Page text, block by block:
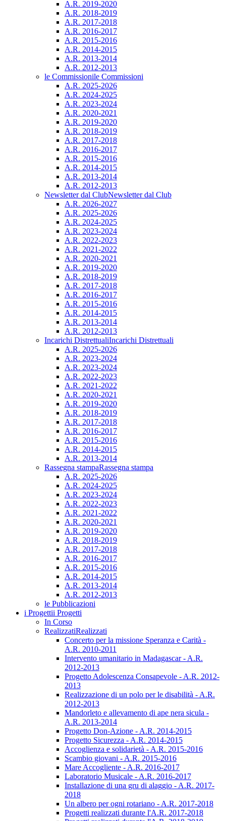
A.R. 2019-2020
A.R. 2018-2019
A.R. 2017-2018
A.R. 2016-2017
A.R. 2015-2016
A.R. 2014-2015
A.R. 2013-2014
A.R. 2012-2013
le Commissionile Commissioni
A.R. 2025-2026
A.R. 2024-2025
A.R. 2023-2024
A.R. 2020-2021
A.R. 2019-2020
A.R. 2018-2019
A.R. 2017-2018
A.R. 2016-2017
A.R. 2015-2016
A.R. 2014-2015
A.R. 2013-2014
A.R. 2012-2013
Newsletter dal ClubNewsletter dal Club
A.R. 2026-2027
A.R. 2025-2026
A.R. 2024-2025
A.R. 2023-2024
A.R. 2022-2023
A.R. 2021-2022
A.R. 2020-2021
A.R. 2019-2020
A.R. 2018-2019
A.R. 2017-2018
A.R. 2016-2017
A.R. 2015-2016
A.R. 2014-2015
A.R. 2013-2014
A.R. 2012-2013
Incarichi DistrettualiIncarichi Distrettuali
A.R. 2025-2026
A.R. 2023-2024
A.R. 2023-2024
A.R. 2022-2023
A.R. 2021-2022
A.R. 2020-2021
A.R. 2019-2020
A.R. 2018-2019
A.R. 2017-2018
A.R. 2016-2017
A.R. 2015-2016
A.R. 2014-2015
A.R. 2013-2014
Rassegna stampaRassegna stampa
A.R. 2025-2026
A.R. 2024-2025
A.R. 2023-2024
A.R. 2022-2023
A.R. 2021-2022
A.R. 2020-2021
A.R. 2019-2020
A.R. 2018-2019
A.R. 2017-2018
A.R. 2016-2017
A.R. 2015-2016
A.R. 2014-2015
A.R. 2013-2014
A.R. 2012-2013
le Pubblicazioni
i Progettii Progetti
In Corso
RealizzatiRealizzati
Concerto per la missione Speranza e Carità -
A.R. 2010-2011
Intervento umanitario in Madagascar - A.R.
2012-2013
Progetto Adolescenza Consapevole - A.R. 2012-
2013
Realizzazione di un polo per le disabilità - A.R.
2012-2013
Mandorleto e allevamento di ape nera sicula -
A.R. 2013-2014
Progetto Don-Azione - A.R. 2014-2015
Progetto Sicurezza - A.R. 2014-2015
Accoglienza e solidarietà - A.R. 2015-2016
Scambio giovani - A.R. 2015-2016
Mare Accogliente - A.R. 2016-2017
Laboratorio Musicale - A.R. 2016-2017
Installazione di una gru di alaggio - A.R. 2017-
2018
Un albero per ogni rotariano - A.R. 2017-2018
Progetti realizzati durante l'A.R. 2017-2018